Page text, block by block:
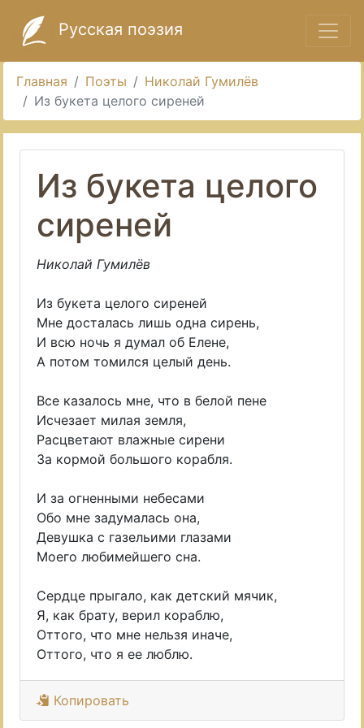
Русская поэзия
Главная Поэты
Николай Гумилёв
Из букета целого сиреней
Из букета целого
сиреней
Николай Гумилёв
Из букета целого сиреней
Мне досталась лишь одна сирень,
И всю ночь я думал об Елене,
А потом томился целый день.
Все казалось мне, что в белой пене
Исчезает милая земля,
Расцветают влажные сирени
За кормой большого корабля.
И за огненными небесами
Обо мне задумалась она,
Девушка с газельими глазами
Моего любимейшего сна.
Сердце прыгало, как детский мячик,
Я, как брату, верил кораблю,
Оттого, что мне нельзя иначе,
Оттого, что я ее люблю.
Копировать